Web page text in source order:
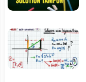
11:44